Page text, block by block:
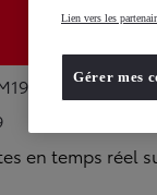
en temps réel
Lien vers les
Gérer mes